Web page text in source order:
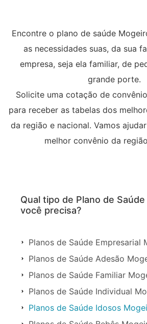
Encontre o plano de saúde
as necessidades suas, da sua
empresa, seja ela familiar, de
grande porte.
Solicite uma cotação de
para receber as tabelas dos
da região e nacional. Vamos
melhor convênio da
Qual tipo de Plano de
você precisa?
Planos de Saúde Empresarial
Planos de Saúde Adesão
Planos de Saúde Familiar
Planos de Saúde Individual
Planos de Saúde Idosos